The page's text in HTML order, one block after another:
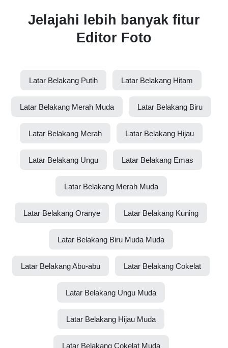
Jelajahi lebih banyak fitur
Editor Foto
Latar Belakang Putih Latar Belakang Hitam
Latar Belakang Merah Muda Latar Belakang Biru
Latar Belakang Merah Latar Belakang Hijau
Latar Belakang Ungu Latar Belakang Emas
Latar Belakang Merah Muda
Latar Belakang Oranye Latar Belakang Kuning
Latar Belakang Biru Muda Muda
Latar Belakang Abu-abu Latar Belakang Cokelat
Latar Belakang Ungu Muda
Latar Belakang Hijau Muda
Latar Belakang Cokelat Muda